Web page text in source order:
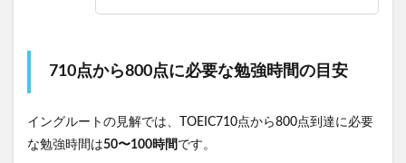
710点から800点に必要な勉強時間の目安
イングルートの見解では、TOEIC710点から800点到達に必要
な勉強時間は50〜100時間 です。